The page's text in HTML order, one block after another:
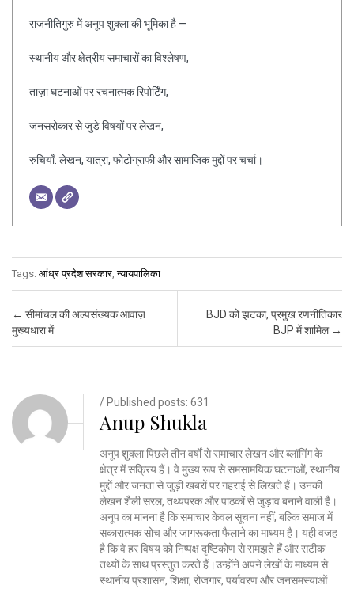
राजनीतिगुरु में अनूप शुक्ला की भूमिका है —
स्थानीय और क्षेत्रीय समाचारों का विश्लेषण,
ताज़ा घटनाओं पर रचनात्मक रिपोर्टिंग,
जनसरोकार से जुड़े विषयों पर लेखन,
रुचियाँ: लेखन, यात्रा, फोटोग्राफी और सामाजिक मुद्दों पर चर्चा।
Tags: आंध्र प्रदेश सरकार,न्यायपालिका
Post navigation
← सीमांचल की अल्पसंख्यक आवाज़
मुख्यधारा में
BJD को झटका, प्रमुख रणनीतिकार
BJP में शामिल →
/ Published posts: 631
Anup Shukla
अनूप शुक्ला पिछले तीन वर्षों से समाचार लेखन और ब्लॉगिंग के
क्षेत्र में सक्रिय हैं। वे मुख्य रूप से समसामयिक घटनाओं, स्थानीय
मुद्दों और जनता से जुड़ी खबरों पर गहराई से लिखते हैं। उनकी
लेखन शैली सरल, तथ्यपरक और पाठकों से जुड़ाव बनाने वाली है।
अनूप का मानना है कि समाचार केवल सूचना नहीं, बल्कि समाज में
सकारात्मक सोच और जागरूकता फैलाने का माध्यम है। यही वजह
है कि वे हर विषय को निष्पक्ष दृष्टिकोण से समझते हैं और सटीक
तथ्यों के साथ प्रस्तुत करते हैं।उन्होंने अपने लेखों के माध्यम से
स्थानीय प्रशासन, शिक्षा, रोजगार, पर्यावरण और जनसमस्याओं